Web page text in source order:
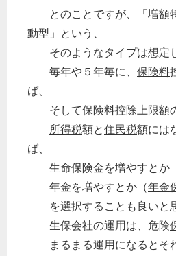
とのことですが、「増額
動型」という、
そのようなタイプは想定し
毎年や５年毎に、 保険料
ば、
そして保険料控除上限額
所得税額と住民税額には
ば、
生命保険金を増やすとか（
年金を増やすとか（年金
を選択することも良いと思
生保会社の運用は、危険
まるまる運用になるとそ